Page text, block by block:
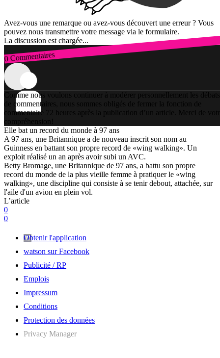
Avez-vous une remarque ou avez-vous découvert une erreur ? Vous
pouvez nous transmettre votre message via le formulaire.
La discussion est chargée...
0 Commentaires
Connexion
Comme nous voulons continuer à modérer personnellement les débats
de commentaires, nous sommes obligés de fermer la fonction de
commentaire 72 heures après la publication d’un article. Merci de
compréhension!
Elle bat un record du monde à 97 ans
A 97 ans, une Britannique a de nouveau inscrit son nom au
Guinness en battant son propre record de «wing walking». Un
exploit réalisé un an après avoir subi un AVC.
Betty Bromage, une Britannique de 97 ans, a battu son propre
record du monde de la plus vieille femme à pratiquer le «wing
walking», une discipline qui consiste à se tenir debout, attachée, sur
l'aile d'un avion en plein vol.
L’article
0
0
Obtenir l'application
watson sur Facebook
Publicité / RP
Emplois
Impressum
Conditions
Protection des données
Privacy Manager